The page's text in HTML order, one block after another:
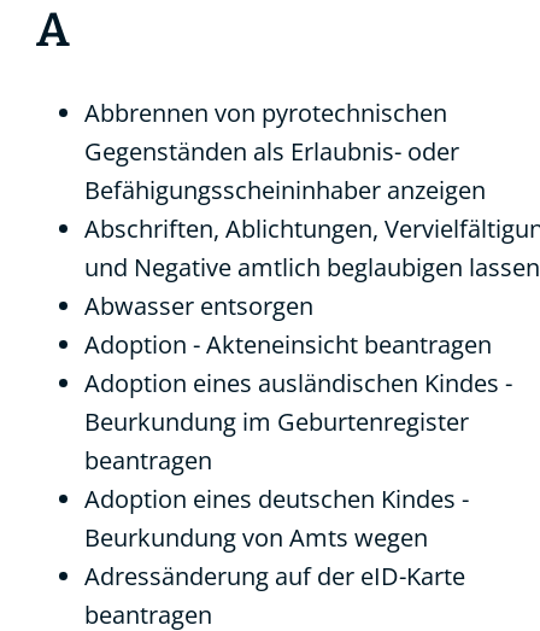
A
Abbrennen von pyrotechnischen
Gegenständen als Erlaubnis- oder
Befähigungsscheininhaber anzeigen
Abschriften, Ablichtungen,
und Negative amtlich beglaubigen lassen
Abwasser entsorgen
Adoption - Akteneinsicht beantragen
Adoption eines ausländischen Kindes -
Beurkundung im Geburtenregister
beantragen
Adoption eines deutschen Kindes -
Beurkundung von Amts wegen
Adressänderung auf der eID-Karte
beantragen